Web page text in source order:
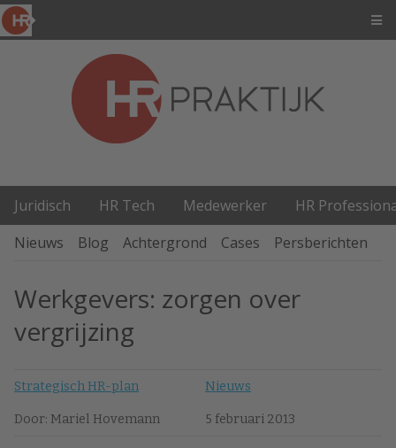
Juridisch HR Tech Medewerker
HR
Nieuws
Blog Achtergrond Cases Persberichten
Werkgevers: zorgen over
vergrijzing
Strategisch HR-plan Nieuws
Door: Mariel Hovemann 5 februari 2013